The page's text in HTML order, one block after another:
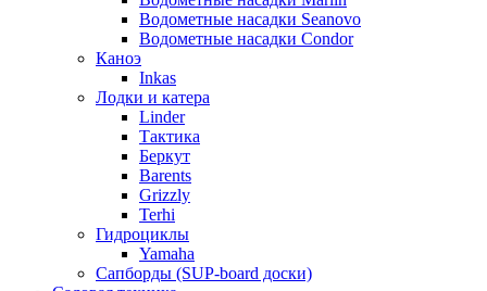
Водометные насадки Seanovo
Водометные насадки Condor
Каноэ
Inkas
Лодки и катера
Linder
Тактика
Беркут
Barents
Grizzly
Terhi
Гидроциклы
Yamaha
Сапборды (SUP-board доски)